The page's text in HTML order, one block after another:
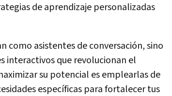
de aprendizaje personalizadas
como asistentes de conversación, sino
interactivos que revolucionan el
su potencial es emplearlas de
específicas para fortalecer tus